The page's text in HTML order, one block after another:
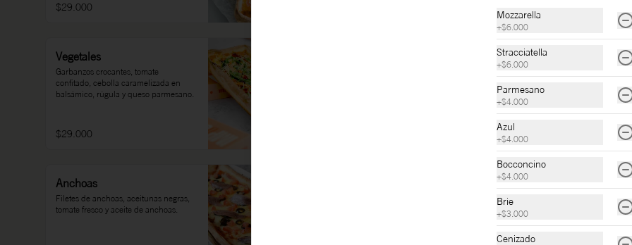
$29.000
Vegetales
Garbanzos crocantes, tomate
confitado, cebolla caramelizada en
balsámico, rúgula y queso parmesano.
$29.000
Anchoas
Filetes de anchoas, aceitunas negras,
tomate fresco y aceite de anchoas.
Mozzarella
+$6.000
Stracciatella
+$6.000
Parmesano
+$4.000
Azul
+$4.000
Bocconcino
+$4.000
Brie
+$3.000
Cenizado